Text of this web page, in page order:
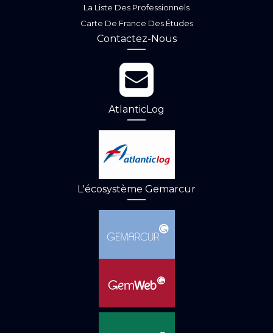
La Liste Des Professionnels
Carte De France Des Études
Contactez-Nous
AtlanticLog
L'écosystème Gemarcur